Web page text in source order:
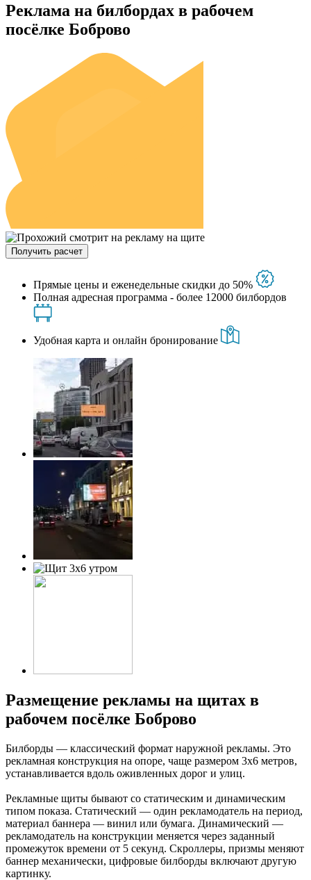
Реклама на билбордах в рабочем
посёлке Боброво
Получить расчет
Прямые цены и еженедельные скидки до 50%
Полная адресная программа - более 12000 билбордов
Удобная карта и онлайн бронирование
Размещение рекламы на щитах в
рабочем посёлке Боброво
Билборды — классический формат наружной рекламы. Это
рекламная конструкция на опоре, чаще размером 3х6 метров,
устанавливается вдоль оживленных дорог и улиц.
Рекламные щиты бывают со статическим и динамическим
типом показа. Статический — один рекламодатель на период,
материал баннера — винил или бумага. Динамический —
рекламодатель на конструкции меняется через заданный
промежуток времени от 5 секунд. Скроллеры, призмы меняют
баннер механически, цифровые билборды включают другую
картинку.